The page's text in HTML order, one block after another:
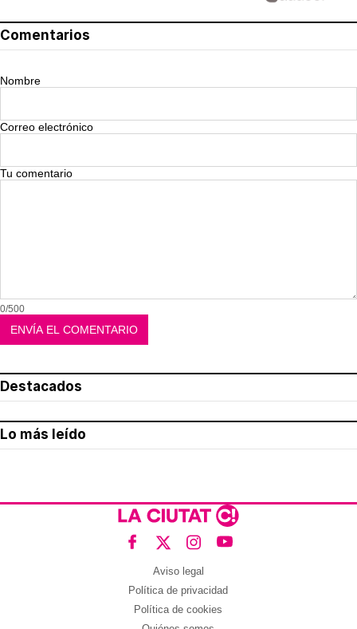
Comentarios
Nombre
Correo electrónico
Tu comentario
0/500
Destacados
Lo más leído
Aviso legal
Política de privacidad
Política de cookies